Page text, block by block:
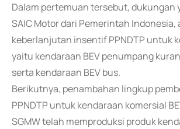
Dalam pertemuan tersebut, dukungan
SAIC Motor dari Pemerintah Indonesia,
keberlanjutan insentif PPNDTP untuk
yaitu kendaraan BEV penumpang
serta kendaraan BEV bus.
Berikutnya, penambahan lingkup
PPNDTP untuk kendaraan komersial
SGMW telah memproduksi produk